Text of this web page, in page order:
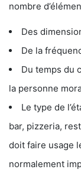
nombre
Des
De la
Du temps du
la personne
Le type de
bar, pizzeria,
doit faire usage
normalement